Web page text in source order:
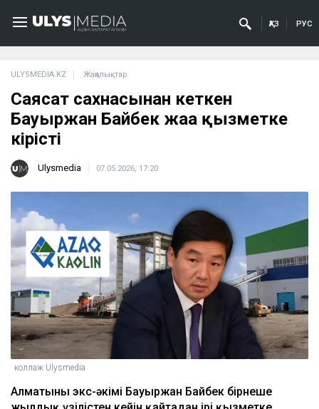
ҚАЗ РУС
ULYSMEDIA.KZ Жаңалықтар
Саясат сахнасынан кеткен
Бауыржан Байбек жаңа қызметке
кірісті
Ulysmedia 07.05.2026, 17:20
коллаж Ulysmedia
Алматының экс-әкімі Бауыржан Байбек бірнеше